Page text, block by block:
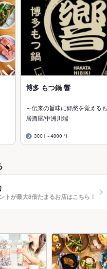
博多 もつ鍋 響
～伝来の旨味に郷愁を覚える
居酒屋/中洲川端
3001～4000円
トが最大8倍たまるお店はこちら！